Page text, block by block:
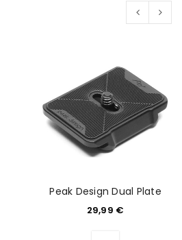
Peak Design Dual Plate
29,99 €